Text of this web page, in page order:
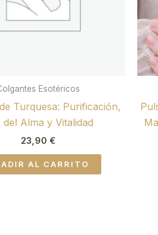
Esotéricos
Turquesa: Purificación,
del Alma y Vitalidad
23,90 €
AL CARRITO